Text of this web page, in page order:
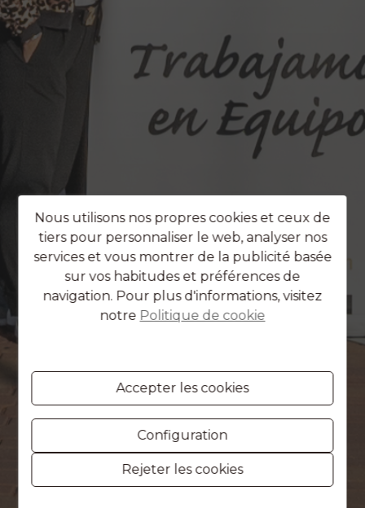
Nous utilisons nos propres cookies et ceux de
tiers pour personnaliser le web, analyser nos
services et vous montrer de la publicité basée
sur vos habitudes et préférences de
navigation. Pour plus d'informations, visitez
notre Politique de cookie
Accepter les cookies
Configuration
Rejeter les cookies